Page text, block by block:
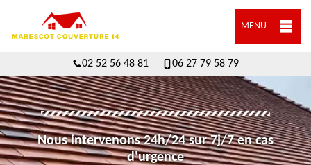
MENU
02 52 56 48 81 06 27 79 58 79
Nous intervenons 24h/24 sur 7j/7 en cas
d'urgence